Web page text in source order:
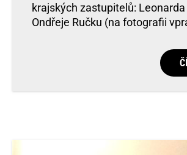
krajských zastupitelů: Leonarda
Ondřeje Ručku (na fotografii